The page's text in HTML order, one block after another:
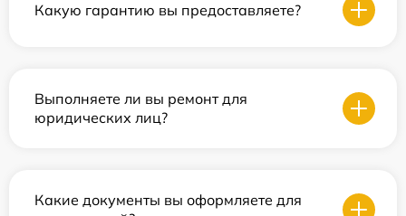
Какую гарантию вы предоставляете?
Выполняете ли вы ремонт для
юридических лиц?
Какие документы вы оформляете для